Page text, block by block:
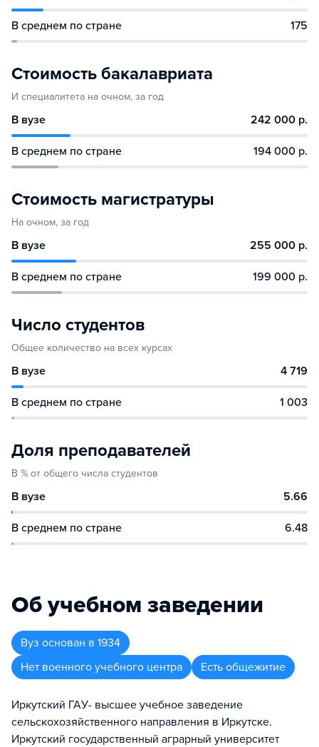
В среднем по стране 175
Стоимость бакалавриата
И специалитета на очном, за год
В вузе 242 000 р.
В среднем по стране 194 000 р.
Стоимость магистратуры
На очном, за год
В вузе 255 000 р.
В среднем по стране 199 000 р.
Число студентов
Общее количество на всех курсах
В вузе 4 719
В среднем по стране 1 003
Доля преподавателей
В % от общего числа студентов
В вузе 5.66
В среднем по стране 6.48
Об учебном заведении
Вуз основан в 1934
Нет военного учебного центра
Есть общежитие
Иркутский ГАУ- высшее учебное заведение
сельскохозяйственного направления в Иркутске.
Иркутский государственный аграрный университет